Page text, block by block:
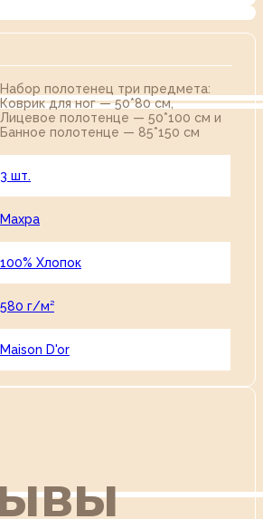
Набор полотенец три предмета:
Коврик для ног — 50*80 см,
Лицевое полотенце — 50*100 см и
Банное полотенце — 85*150 см
3 шт.
Махра
100% Хлопок
580 г/м²
Maison D'or